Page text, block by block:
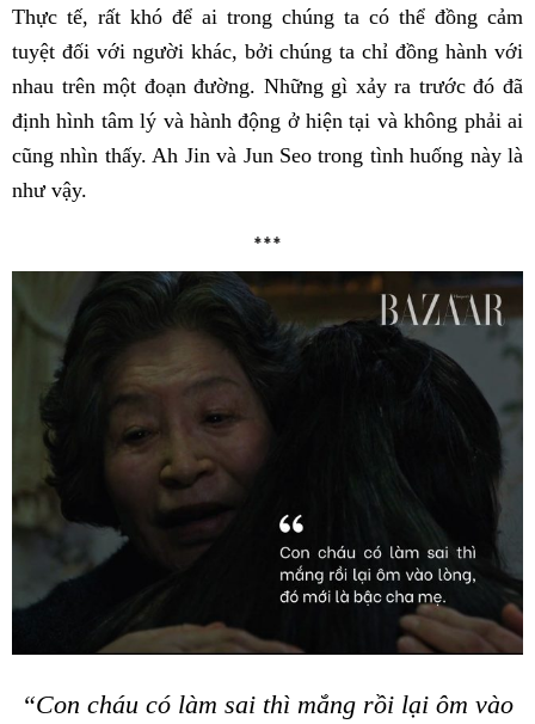
Thực tế, rất khó để ai trong chúng ta có thể đồng cảm
tuyệt đối với người khác, bởi chúng ta chỉ đồng hành với
nhau trên một đoạn đường. Những gì xảy ra trước đó đã
định hình tâm lý và hành động ở hiện tại và không phải ai
cũng nhìn thấy. Ah Jin và Jun Seo trong tình huống này là
như vậy.
***
“Con cháu có làm sai thì mắng rồi lại ôm vào